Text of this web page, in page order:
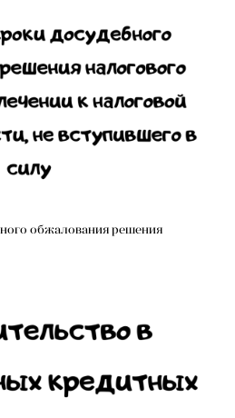
обжалования решения